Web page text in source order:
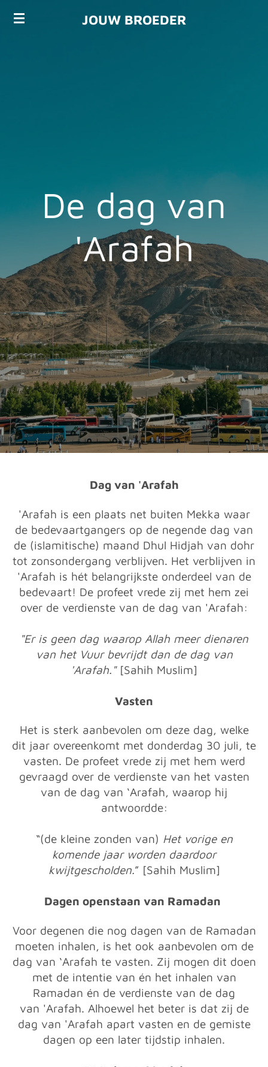
Ga
JOUW BROEDER
De dag van
'Arafah
Dag van 'Arafah
'Arafah is een plaats net buiten Mekka waar
de bedevaartgangers op de negende dag van
de (islamitische) maand Dhul Hidjah van dohr
tot zonsondergang verblijven. Het verblijven in
'Arafah is hét belangrijkste onderdeel van de
bedevaart! De profeet vrede zij met hem zei
over de verdienste van de dag van 'Arafah:
"Er is geen dag waarop Allah meer dienaren
van het Vuur bevrijdt dan de dag van
'Arafah."[Sahih Muslim]
Vasten
Het is sterk aanbevolen om deze dag, welke
dit jaar overeenkomt met donderdag 30 juli, te
vasten. De profeet vrede zij met hem werd
gevraagd over de verdienste van het vasten
van de dag van ‘Arafah, waarop hij
antwoordde:
“(de kleine zonden van) Het vorige en
komende jaar worden daardoor
kwijtgescholden.” [Sahih Muslim]
Dagen openstaan van Ramadan
Voor degenen die nog dagen van de Ramadan
moeten inhalen, is het ook aanbevolen om de
dag van ‘Arafah te vasten. Zij mogen dit doen
met de intentie van én het inhalen van
Ramadan én de verdienste van de dag
van 'Arafah. Alhoewel het beter is dat zij de
dag van 'Arafah apart vasten en de gemiste
dagen op een later tijdstip inhalen.